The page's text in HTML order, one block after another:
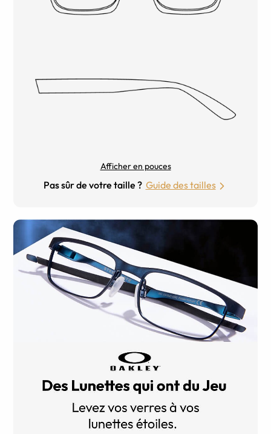
Afficher en pouces
Pas sûr de votre taille ? Guide des tailles